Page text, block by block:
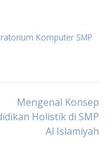
Komputer SMP
Mengenal Konsep
Holistik di SMP
Al Islamiyah